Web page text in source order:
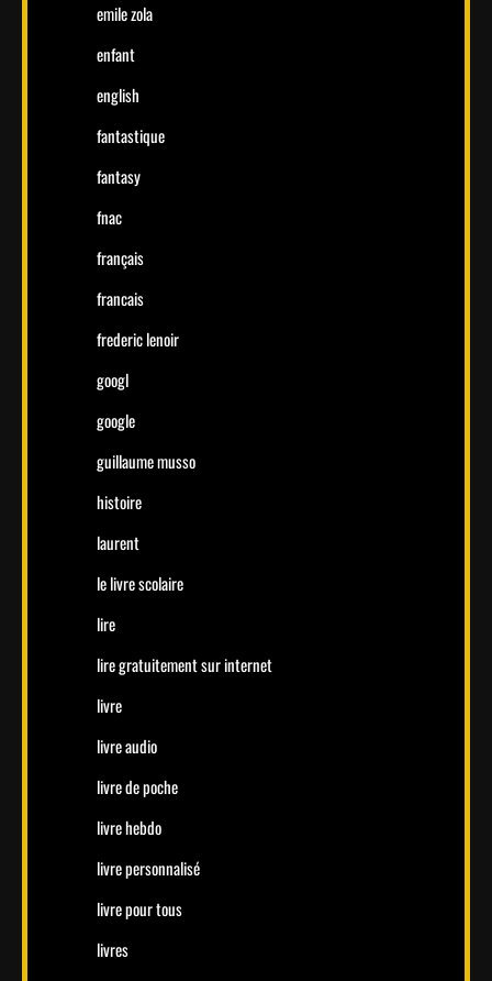
emile zola
enfant
english
fantastique
fantasy
fnac
français
francais
frederic lenoir
googl
google
guillaume musso
histoire
laurent
le livre scolaire
lire
lire gratuitement sur internet
livre
livre audio
livre de poche
livre hebdo
livre personnalisé
livre pour tous
livres